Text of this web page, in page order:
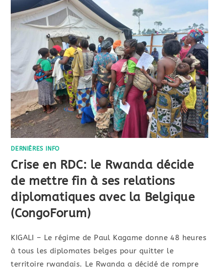
DERNIÈRES INFO
Crise en RDC: le Rwanda décide
de mettre fin à ses relations
diplomatiques avec la Belgique
(CongoForum)
KIGALI – Le régime de Paul Kagame donne 48 heures
à tous les diplomates belges pour quitter le
territoire rwandais. Le Rwanda a décidé de rompre